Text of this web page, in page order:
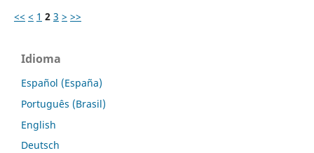
<< < 1 2 3 > >>
Idioma
Español (España)
Português (Brasil)
English
Deutsch